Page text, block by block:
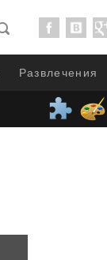
Развлечения